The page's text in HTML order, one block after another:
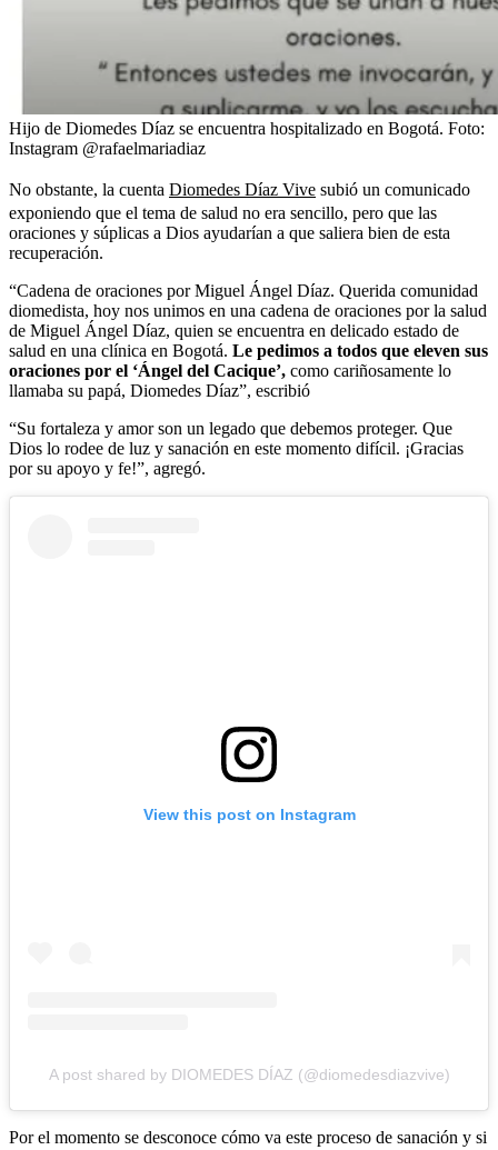
Hijo de Diomedes Díaz se encuentra hospitalizado en Bogotá. Foto:
Instagram @rafaelmariadiaz
No obstante, la cuenta Diomedes Díaz Vive subió un comunicado
exponiendo que el tema de salud no era sencillo, pero que las
oraciones y súplicas a Dios ayudarían a que saliera bien de esta
recuperación.
“Cadena de oraciones por Miguel Ángel Díaz. Querida comunidad
diomedista, hoy nos unimos en una cadena de oraciones por la salud
de Miguel Ángel Díaz, quien se encuentra en delicado estado de
salud en una clínica en Bogotá. Le pedimos a todos que eleven sus
oraciones por el ‘Ángel del Cacique’, como cariñosamente lo
llamaba su papá, Diomedes Díaz”, escribió
“Su fortaleza y amor son un legado que debemos proteger. Que
Dios lo rodee de luz y sanación en este momento difícil. ¡Gracias
por su apoyo y fe!”, agregó.
View this post on Instagram
A post shared by DIOMEDES DÍAZ (@diomedesdiazvive)
Por el momento se desconoce cómo va este proceso de sanación y si